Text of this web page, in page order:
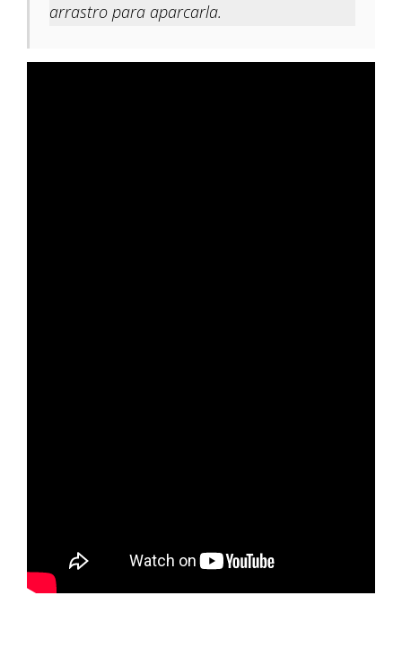
arrastro para aparcarla.